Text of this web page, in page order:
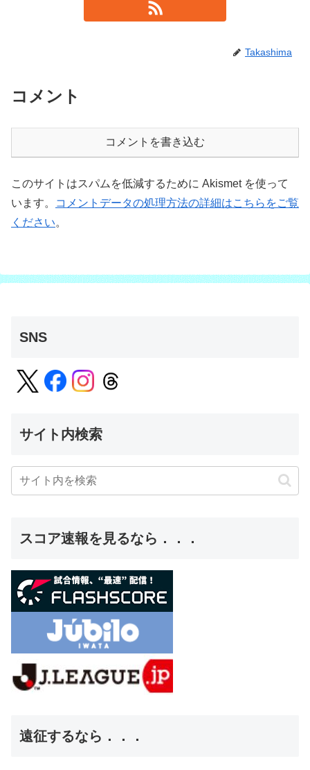
Takashima
コメント
コメントを書き込む
このサイトはスパムを低減するために Akismet を使って
います。
コメントデータの処理方法の詳細はこちらをご覧
ください。
SNS
サイト内検索
スコア速報を見るなら．．．
遠征するなら．．．